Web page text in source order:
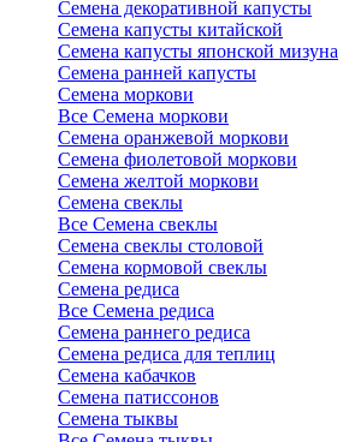
Семена декоративной капусты
Семена капусты китайской
Семена капусты японской мизуна
Семена ранней капусты
Семена моркови
Все Семена моркови
Семена оранжевой моркови
Семена фиолетовой моркови
Семена желтой моркови
Семена свеклы
Все Семена свеклы
Семена свеклы столовой
Семена кормовой свеклы
Семена редиса
Все Семена редиса
Семена раннего редиса
Семена редиса для теплиц
Семена кабачков
Семена патиссонов
Семена тыквы